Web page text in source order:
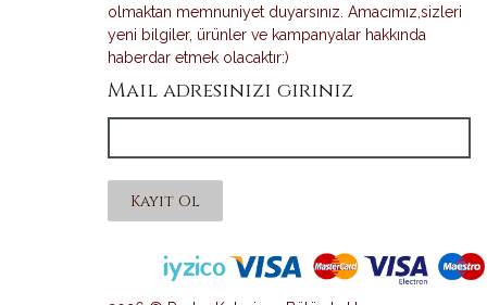
olmaktan memnuniyet duyarsınız. Amacımız,sizleri
yeni bilgiler, ürünler ve kampanyalar hakkında
haberdar etmek olacaktır:)
Mail adresinizi giriniz
Kayıt Ol